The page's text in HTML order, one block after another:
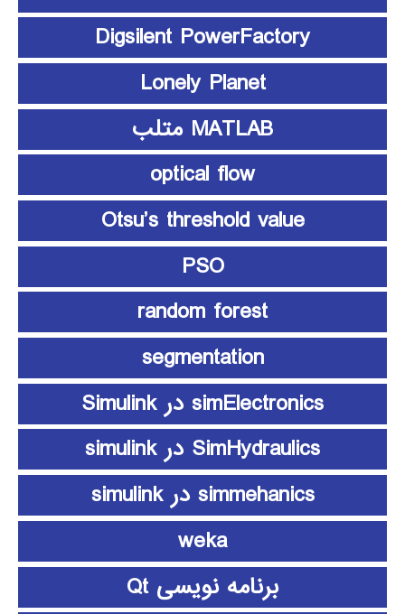
Digsilent PowerFactory
Lonely Planet
MATLAB متلب
optical flow
Otsu’s threshold value
PSO
random forest
segmentation
simElectronics در Simulink
SimHydraulics در simulink
simmehanics در simulink
weka
برنامه نویسی Qt